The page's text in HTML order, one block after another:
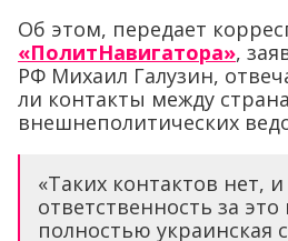
Об этом, передает
«ПолитНавигатора»,
РФ Михаил Галузин,
ли контакты между
внешнеполитических
«Таких контактов нет, и
ответственность за
полностью украинская